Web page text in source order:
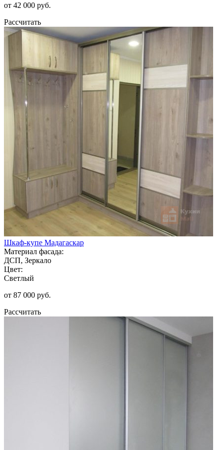
от 42 000 руб.
Рассчитать
Шкаф-купе Мадагаскар
Материал фасада:
ДСП, Зеркало
Цвет:
Светлый
от 87 000 руб.
Рассчитать